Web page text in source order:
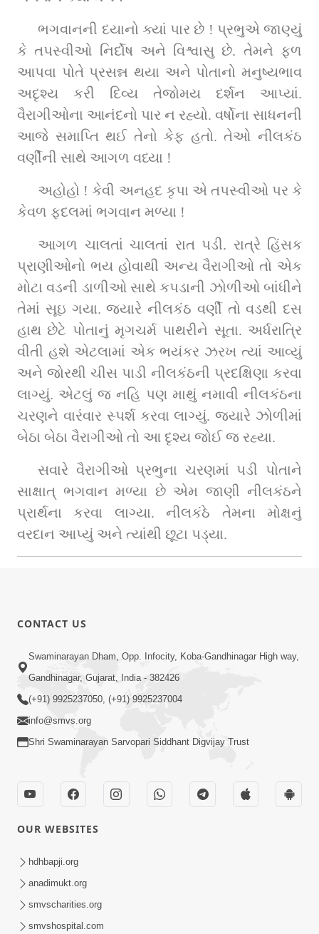
ભગવાનની દયાનો ક્યાં પાર છે ! પ્રભુએ જાણ્યું
કે તપસ્વીઓ નિર્દોષ અને વિશ્વાસુ છે. તેમને ફળ
આપવા પોતે પ્રસન્ન થયા અને પોતાનો મનુષ્યભાવ
અદૃશ્ય કરી દિવ્ય તેજોમય દર્શન આપ્યાં.
વૈરાગીઓના આનંદનો પાર ન રહ્યો. વર્ષોના સાધનની
આજે સમાપ્તિ થઈ તેનો કેફ હતો. તેઓ નીલકંઠ
વર્ણીની સાથે આગળ વધ્યા !
અહોહો ! કેવી અનહદ કૃપા એ તપસ્વીઓ પર કે
કેવળ ફદલમાં ભગવાન મળ્યા !
આગળ ચાલતાં ચાલતાં રાત પડી. રાત્રે હિંસક
પ્રાણીઓનો ભય હોવાથી અન્ય વૈરાગીઓ તો એક
મોટા વડની ડાળીઓ સાથે કપડાની ઝોળીઓ બાંધીને
તેમાં સૂઇ ગયા. જ્યારે નીલકંઠ વર્ણી તો વડથી દસ
હાથ છેટે પોતાનું મૃગચર્મ પાથરીને સૂતા. અર્ધરાત્રિ
વીતી હશે એટલામાં એક ભયંકર ઝરખ ત્યાં આવ્યું
અને જોરથી ચીસ પાડી નીલકંઠની પ્રદક્ષિણા કરવા
લાગ્યું. એટલું જ નહિ પણ માથું નમાવી નીલકંઠના
ચરણને વારંવાર સ્પર્શ કરવા લાગ્યું. જ્યારે ઝોળીમાં
બેઠા બેઠા વૈરાગીઓ તો આ દૃશ્ય જોઈ જ રહ્યા.
સવારે વૈરાગીઓ પ્રભુના ચરણમાં પડી પોતાને
સાક્ષાત્ ભગવાન મળ્યા છે એમ જાણી નીલકંઠને
પ્રાર્થના કરવા લાગ્યા. નીલકંઠે તેમના મોક્ષનું
વરદાન આપ્યું અને ત્યાંથી છૂટા પડ્યા.
CONTACT US
Swaminarayan Dham, Opp. Infocity, Koba-Gandhinagar High way,
Gandhinagar, Gujarat, India - 382426
(+91) 9925237050, (+91) 9925237004
info@smvs.org
Shri Swaminarayan Sarvopari Siddhant Digvijay Trust
OUR WEBSITES
hdhbapji.org
anadimukt.org
smvscharities.org
smvshospital.com